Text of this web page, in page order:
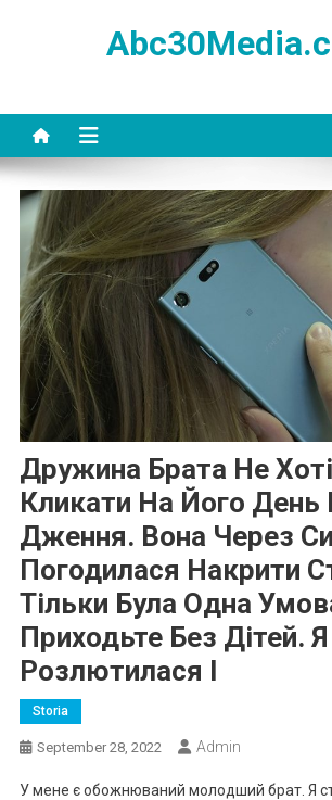
Дружина Брата Не
Кликати На Його День
Дження. Вона Через
Погодилася Накрити
Тільки Була Одна
Приходьте Без Дітей. Я
Розлютилася І
Storia
September 28, 2022 Admin
У мене є обожнюваний молодший брат. Я